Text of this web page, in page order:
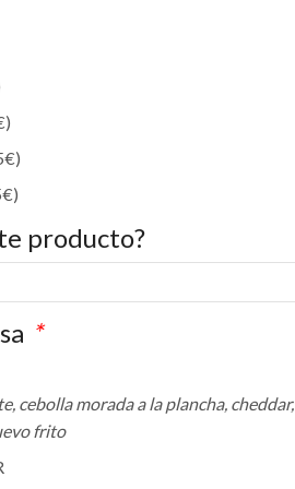
)
€)
€)
producto?
*
cebolla morada a la plancha, cheddar,
frito